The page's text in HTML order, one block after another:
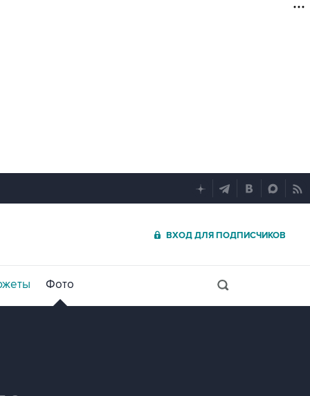
ВХОД ДЛЯ ПОДПИСЧИКОВ
Фото